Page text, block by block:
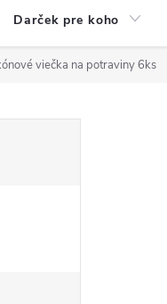
Darček pre koho
viečka na potraviny 6ks